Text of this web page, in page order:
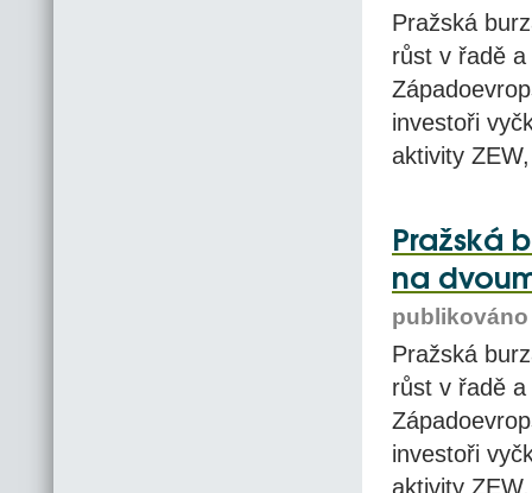
Pražská
růst v řadě
investoři
aktivity
Pražská
na
publikováno
Pražská
růst v řadě
investoři
aktivity